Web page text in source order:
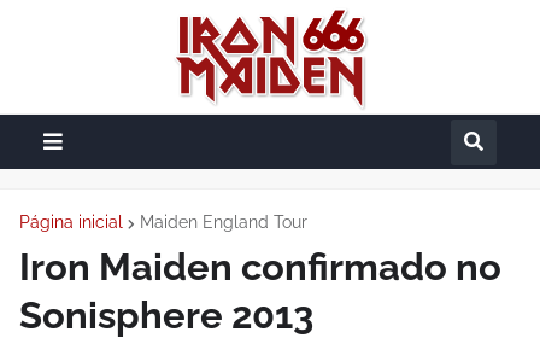
Página inicial Maiden England Tour
Iron Maiden confirmado no
Sonisphere 2013